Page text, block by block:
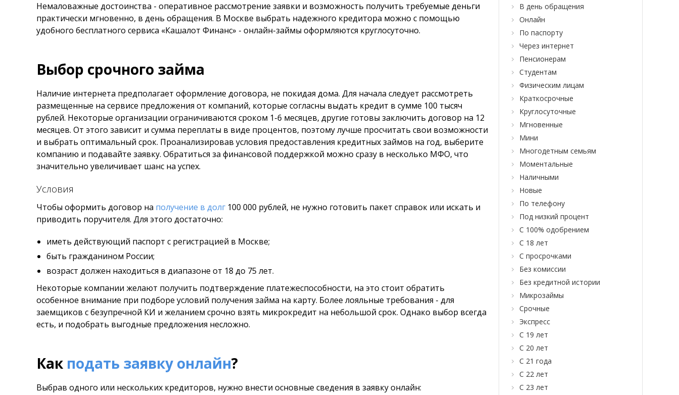
Немаловажные достоинства - оперативное рассмотрение заявки и возможность получить требуемые деньги
практически мгновенно, в день обращения. В Москве выбрать надежного кредитора можно с помощью
удобного бесплатного сервиса «Кашалот Финанс» - онлайн-займы оформляются круглосуточно.
Выбор срочного займа
Наличие интернета предполагает оформление договора, не покидая дома. Для начала следует рассмотреть
размещенные на сервисе предложения от компаний, которые согласны выдать кредит в сумме 100 тысяч
рублей. Некоторые организации ограничиваются сроком 1-6 месяцев, другие готовы заключить договор на 12
месяцев. От этого зависит и сумма переплаты в виде процентов, поэтому лучше просчитать свои возможности
и выбрать оптимальный срок. Проанализировав условия предоставления кредитных займов на год, выберите
компанию и подавайте заявку. Обратиться за финансовой поддержкой можно сразу в несколько МФО, что
значительно увеличивает шанс на успех.
Условия
Чтобы оформить договор на получение в долг 100 000 рублей, не нужно готовить пакет справок или искать и
приводить поручителя. Для этого достаточно:
иметь действующий паспорт с регистрацией в Москве;
быть гражданином России;
возраст должен находиться в диапазоне от 18 до 75 лет.
Некоторые компании желают получить подтверждение платежеспособности, на это стоит обратить
особенное внимание при подборе условий получения займа на карту. Более лояльные требования - для
заемщиков с безупречной КИ и желанием срочно взять микрокредит на небольшой срок. Однако выбор всегда
есть, и подобрать выгодные предложения несложно.
Как подать заявку онлайн?
Выбрав одного или нескольких кредиторов, нужно внести основные сведения в заявку онлайн:
В день обращения
Онлайн
По паспорту
Через интернет
Пенсионерам
Студентам
Физическим лицам
Краткосрочные
Круглосуточные
Мгновенные
Мини
Многодетным семьям
Моментальные
Наличными
Новые
По телефону
Под низкий процент
С 100% одобрением
С 18 лет
С просрочками
Без комиссии
Без кредитной истории
Микрозаймы
Срочные
Экспресс
С 19 лет
С 20 лет
С 21 года
С 22 лет
С 23 лет